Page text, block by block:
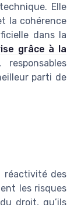
Elle
la cohérence
dans la
grâce à la
parti de
réactivité des
les risques
droit, qu’ils